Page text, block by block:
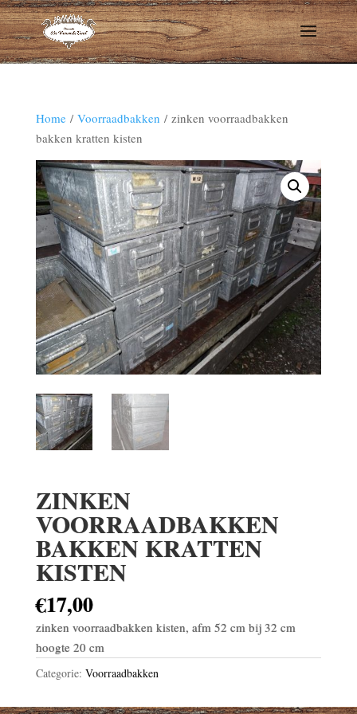
Home/ Voorraadbakken / zinken voorraadbakken
bakken kratten kisten
ZINKEN
VOORRAADBAKKEN
BAKKEN KRATTEN
KISTEN
€17,00
zinken voorraadbakken kisten, afm 52 cm bij 32 cm
hoogte 20 cm
Categorie: Voorraadbakken